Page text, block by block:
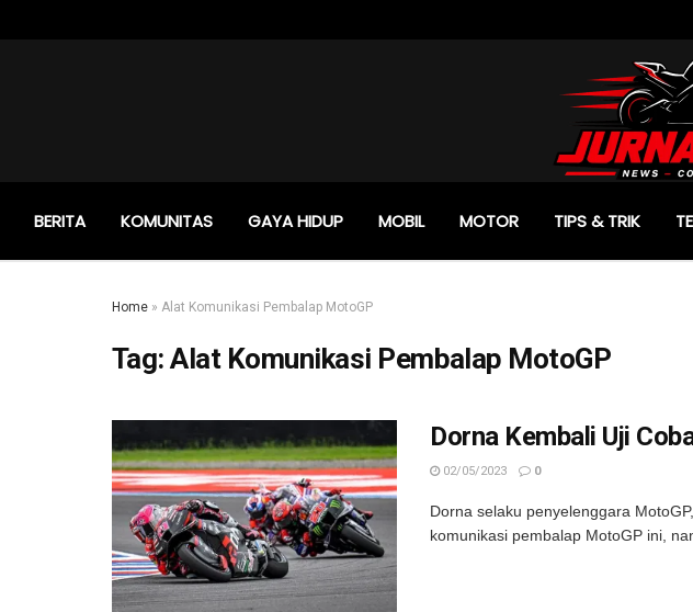
BERITA KOMUNITAS GAYA HIDUP MOBIL MOTOR TIPS & TRIK
Home » Alat Komunikasi Pembalap MotoGP
Tag:Alat Komunikasi Pembalap MotoGP
Dorna Kembali Uji
02/05/2023 0
Dorna selaku penyelenggara
komunikasi pembalap MotoGP ini,